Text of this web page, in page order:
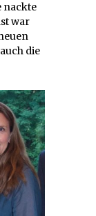
nackte
war
die